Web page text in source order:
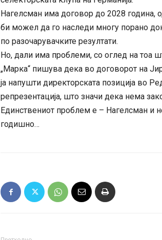
Нагелсман има договор до 2028 година,
би можел да го наследи многу порано
по разочарувачките резултати.
Но, дали има проблеми, со оглед на тоа
„Марка“ пишува дека во договорот на
ја напушти директорската позиција во
репрезентација, што значи дека нема
Единствениот проблем е – Нагелсман и
годишно…